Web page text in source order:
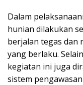
Dalam
hunian dilakukan
berjalan tegas dan
yang berlaku.
kegiatan ini juga
sistem